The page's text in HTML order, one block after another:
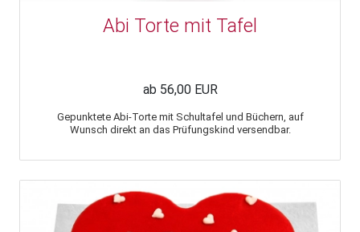
Abi Torte mit Tafel
ab 56,00 EUR
Gepunktete Abi-Torte mit Schultafel und Büchern, auf
Wunsch direkt an das Prüfungskind versendbar.